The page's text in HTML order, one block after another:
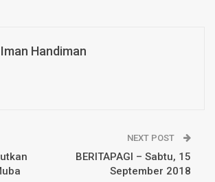
Iman Handiman
NEXT POST
BERITAPAGI – Sabtu, 15
September 2018